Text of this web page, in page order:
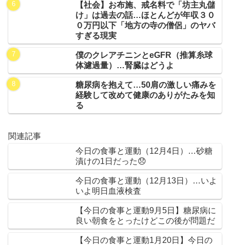
【社会】お布施、戒名料で「坊主丸儲
け」は過去の話…ほとんどが年収３０
０万円以下「地方の寺の僧侶」のヤバ
すぎる現実
僕のクレアチニンとeGFR（推算糸球
体濾過量）…腎臓はどうよ
糖尿病を抱えて…50肩の激しい痛みを
経験して改めて健康のありがたみを知
る
関連記事
今日の食事と運動（12月4日）…砂糖
漬けの1日だった😞
今日の食事と運動（12月13日）…いよ
いよ明日血液検査
【今日の食事と運動9月5日】糖尿病に
良い朝食をとったけどこの後が問題だ
【今日の食事と運動1月20日】今日の